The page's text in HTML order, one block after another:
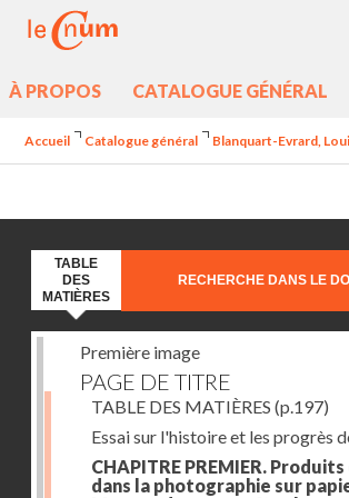
À PROPOS CATALOGUE GÉNÉRAL
Accueil Catalogue général Blanquart-Evrard,
TABLE
DES
MATIÈRES
RECHERCHE DANS LE
Première image
PAGE DE TITRE
TABLE DES MATIÈRES (p.197)
Essai sur l'histoire et les progrès
CHAPITRE PREMIER.
dans la photographie sur